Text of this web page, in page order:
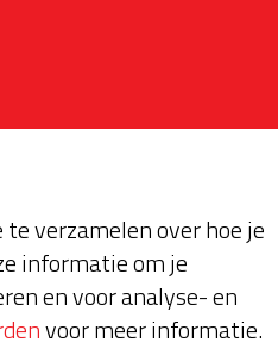
verzamelen over hoe je
informatie om je
en voor analyse- en
voor meer informatie.